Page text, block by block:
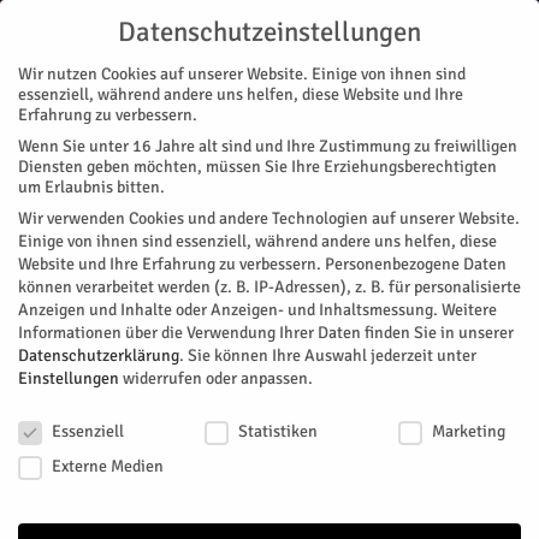
Start Magazin Gesundheit Hand in Hand für Patienten
MAGAZIN GESUNDHEIT
Hand in Hand für Patienten
Für noch bessere Hilfe ist angestrebt: Das Krankenhaus Jülich
und das Rhein-Maas Klinikum (RMK) verstärken ihre
Zusammenarbeit in der neurologischen Versorgung.
Von HERZOG Redaktion- Juni 12, 2026 126
Facebook Twitter
Datenschutzeinstellungen
Wir nutzen Cookies auf unserer Website. Einige von ihnen sind
essenziell, während andere uns helfen, diese Website und Ihre
Erfahrung zu verbessern.
Wenn Sie unter 16 Jahre alt sind und Ihre Zustimmung zu freiwilligen
Diensten geben möchten, müssen Sie Ihre Erziehungsberechtigten
um Erlaubnis bitten.
Wir verwenden Cookies und andere Technologien auf unserer Website.
Einige von ihnen sind essenziell, während andere uns helfen, diese
Website und Ihre Erfahrung zu verbessern. Personenbezogene Daten
können verarbeitet werden (z. B. IP-Adressen), z. B. für personalisierte
Anzeigen und Inhalte oder Anzeigen- und Inhaltsmessung. Weitere
Informationen über die Verwendung Ihrer Daten finden Sie in unserer
Datenschutzerklärung. Sie können Ihre Auswahl jederzeit unter
Einstellungen widerrufen oder anpassen.
Essenziell
Statistiken
Marketing
Externe Medien